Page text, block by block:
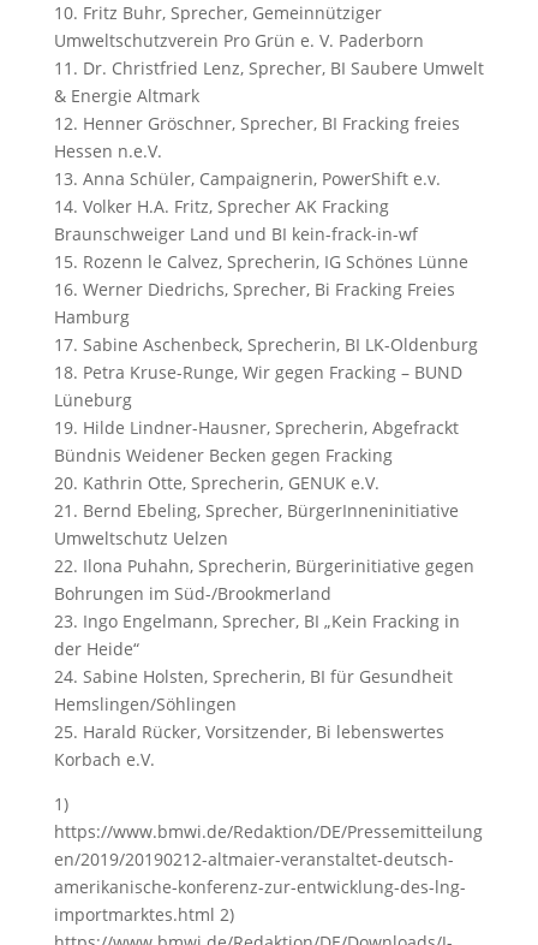
10. Fritz Buhr, Sprecher, Gemeinnütziger
Umweltschutzverein Pro Grün e. V. Paderborn
11. Dr. Christfried Lenz, Sprecher, BI Saubere Umwelt
& Energie Altmark
12. Henner Gröschner, Sprecher, BI Fracking freies
Hessen n.e.V.
13. Anna Schüler, Campaignerin, PowerShift e.v.
14. Volker H.A. Fritz, Sprecher AK Fracking
Braunschweiger Land und BI kein-frack-in-wf
15. Rozenn le Calvez, Sprecherin, IG Schönes Lünne
16. Werner Diedrichs, Sprecher, Bi Fracking Freies
Hamburg
17. Sabine Aschenbeck, Sprecherin, BI LK-Oldenburg
18. Petra Kruse-Runge, Wir gegen Fracking – BUND
Lüneburg
19. Hilde Lindner-Hausner, Sprecherin, Abgefrackt
Bündnis Weidener Becken gegen Fracking
20. Kathrin Otte, Sprecherin, GENUK e.V.
21. Bernd Ebeling, Sprecher, BürgerInneninitiative
Umweltschutz Uelzen
22. Ilona Puhahn, Sprecherin, Bürgerinitiative gegen
Bohrungen im Süd-/Brookmerland
23. Ingo Engelmann, Sprecher, BI „Kein Fracking in
der Heide“
24. Sabine Holsten, Sprecherin, BI für Gesundheit
Hemslingen/Söhlingen
25. Harald Rücker, Vorsitzender, Bi lebenswertes
Korbach e.V.
1)
https://www.bmwi.de/Redaktion/DE/Pressemitteilung
en/2019/20190212-altmaier-veranstaltet-deutsch-
amerikanische-konferenz-zur-entwicklung-des-lng-
importmarktes.html 2)